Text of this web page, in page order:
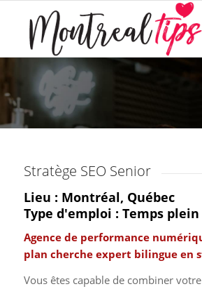
Stratège SEO Senior
Lieu : Montréal, Québec
Type d'emploi : Temps plein
Agence de performance
plan cherche expert bilingue en
Vous êtes capable de combiner